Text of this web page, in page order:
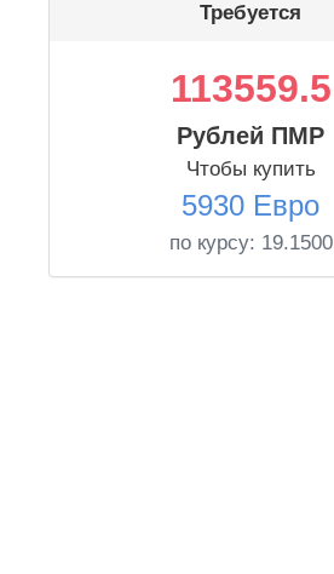
Требуется
113559.5
Рублей ПМР
Чтобы купить
5930 Евро
по курсу: 19.1500